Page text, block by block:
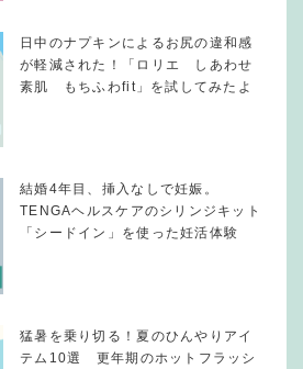
日中のナプキンによるお尻の違和感
が軽減された！「ロリエ しあわせ
素肌 もちふわfit」を試してみたよ
結婚4年目、挿入なしで妊娠。
TENGAヘルスケアのシリンジキット
「シードイン」を使った妊活体験
猛暑を乗り切る！夏のひんやりアイ
テム10選 更年期のホットフラッシ